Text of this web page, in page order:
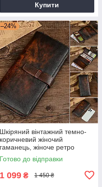
Купити
–24%
Шкіряний вінтажний темно-
коричневий жіночий
гаманець, жіноче ретро
портмоне
Готово до відправки
1 099 ₴ 1 450 ₴